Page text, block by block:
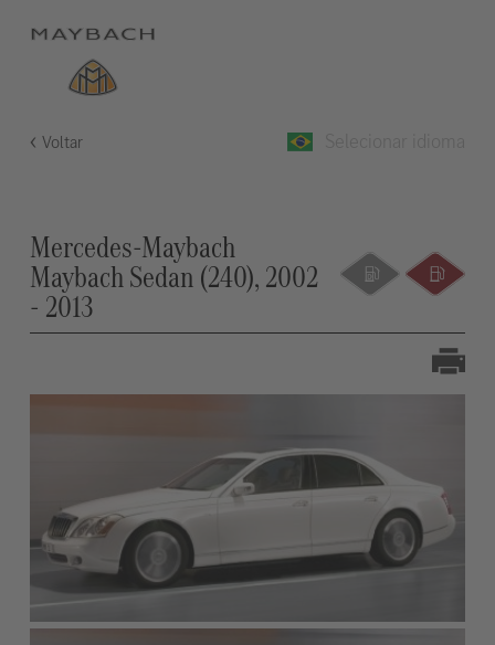
Voltar
Mercedes-Maybach
Maybach Sedan (240), 2002
- 2013